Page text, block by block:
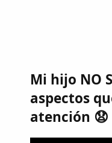
Mi hijo NO
aspectos
atención 😧